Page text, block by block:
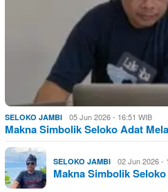
SELOKO JAMBI 05 Jun 2026 - 16:51 WIB
Makna Simbolik Seloko Adat
SELOKO JAMBI 02 Jun 2026 -
Makna Simbolik